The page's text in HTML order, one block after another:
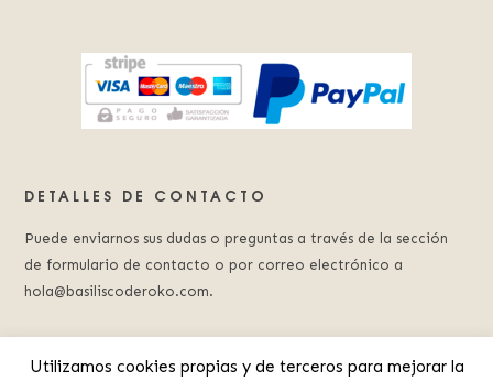
DETALLES DE CONTACTO
Puede enviarnos sus dudas o preguntas a través de la sección
de formulario de contacto o por correo electrónico a
hola@basiliscoderoko.com.
Utilizamos cookies propias y de terceros para mejorar la